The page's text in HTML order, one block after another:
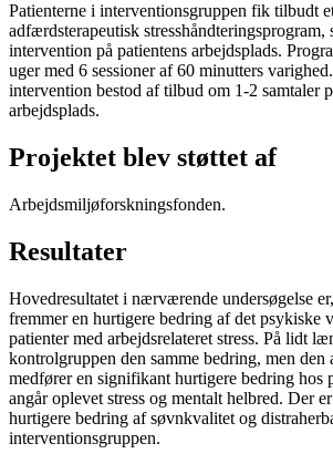
Patienterne i interventionsgruppen fik tilbudt
adfærdsterapeutisk stresshåndteringsprogram,
intervention på patientens arbejdsplads.
uger med 6 sessioner af 60 minutters
intervention bestod af tilbud om 1-2 samtaler
arbejdsplads.
Projektet blev støttet af
Arbejdsmiljøforskningsfonden.
Resultater
Hovedresultatet i nærværende undersøgelse
fremmer en hurtigere bedring af det psykiske
patienter med arbejdsrelateret stress. På lidt
kontrolgruppen den samme bedring, men den
medfører en signifikant hurtigere bedring hos
angår oplevet stress og mentalt helbred. Der
hurtigere bedring af søvnkvalitet og
interventionsgruppen.